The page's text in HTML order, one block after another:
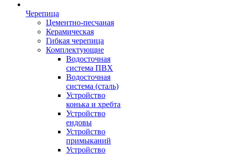
Черепица
Цементно-песчаная
Керамическая
Гибкая черепица
Комплектующие
Водосточная
система ПВХ
Водосточная
система (сталь)
Устройство
конька и хребта
Устройство
ендовы
Устройство
примыканий
Устройство